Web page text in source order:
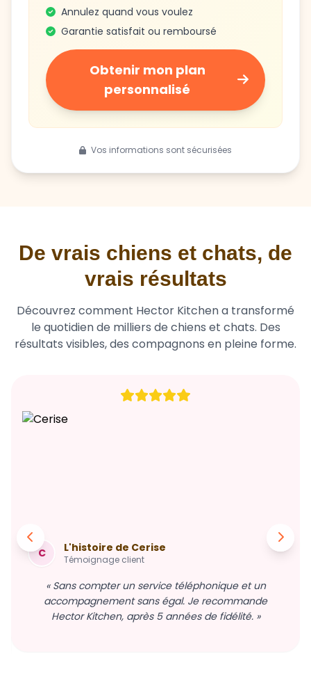
Annulez quand vous voulez
Garantie satisfait ou remboursé
Obtenir mon plan
personnalisé
Vos informations sont sécurisées
De vrais chiens et chats, de
vrais résultats
Découvrez comment Hector Kitchen a transformé
le quotidien de milliers de chiens et chats. Des
résultats visibles, des compagnons en pleine forme.
C L'histoire de Cerise
Témoignage client
« Sans compter un service téléphonique et un
accompagnement sans égal. Je recommande
Hector Kitchen, après 5 années de fidélité. »